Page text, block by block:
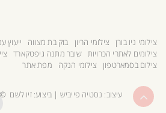
צילומי ניו בורן צילומי הריון בוק בת מצווה ייעוץ
צילומים לאתרי הכרויות שובר מתנה גיפטקארד
צילום בסמארטפון
צילומי הנקה מפת אתר
עיצוב: נסטיה פייביש | ביצוע:זיו לשם © גלילה
לראש